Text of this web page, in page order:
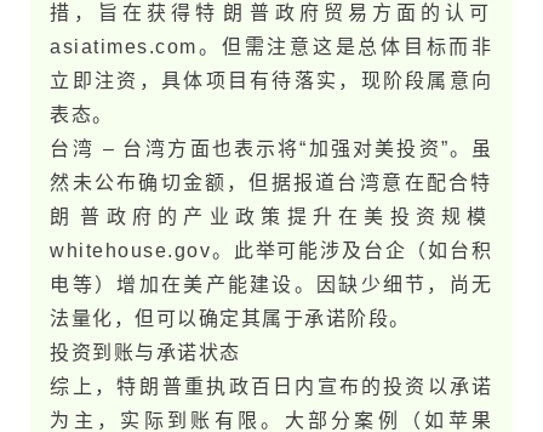
措，旨在获得特​朗​普政府贸易方面的认可​
asiatimes.com。但需注意这是总体目标而非
立即注资，具体项目有待落实，现阶段属意向
表态。
台​湾 – 台​湾方面也表示将“加强对美投资”。虽
然未公布确切金额，但据报道台​湾意在配合特​
朗​普政府的产业政策提升在美投资规模​
whitehouse.g​o​v。此举可能涉及台企（如台积
电等）增加在美产能建设。因缺少细节，尚无
法量化，但可以确定其属于承诺阶段。
投资到账与承诺状态
综上，特​朗​普重执政百日内宣布的投资以承诺
为主，实际到账有限。大部分案例（如苹果